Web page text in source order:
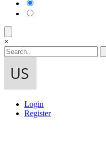
×
Login
Register